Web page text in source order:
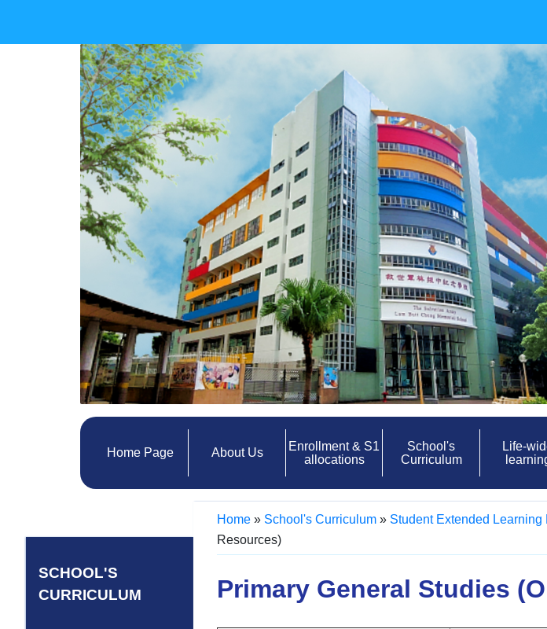
Home Page About Us
Enrollment & S1
allocations
School's
Curriculum
Life-
SCHOOL'S
CURRICULUM
Home » School's Curriculum » Student Extended
Resources)
Primary General Studies